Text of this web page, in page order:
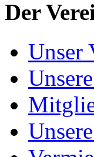
Der
Unser